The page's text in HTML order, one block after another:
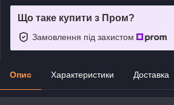
Що таке купити з Пром?
Замовлення під захистом
Опис Характеристики Доставка